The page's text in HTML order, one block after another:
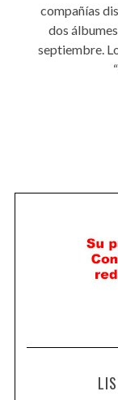
compañías
dos
septiembre.